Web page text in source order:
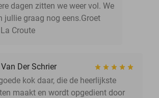
dagen zitten we weer vol. We
jullie graag nog eens.Groet
Croute
Der Schrier
kok daar, die de heerlijkste
maakt en wordt opgedient door